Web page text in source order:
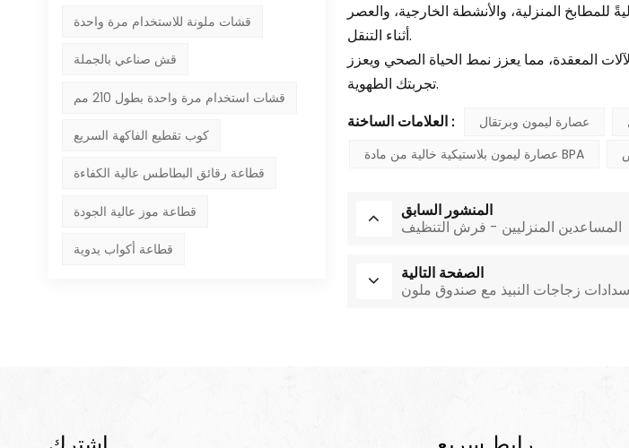
قشات ملونة للاستخدام مرة واحدة
قش صناعي بالجملة
قشات استخدام مرة واحدة بطول 210 مم
كوب تقطيع الفاكهة السريع
قطاعة رقائق البطاطس عالية الكفاءة
قطاعة موز عالية الجودة
قطاعة أكواب يدوية
المنزلية، والأنشطة الخارجية، والعصر
أثناء التنقل.
المعقدة، مما يعزز نمط الحياة الصحي ويعزز
تجربتك الطهوية.
العلامات الساخنة : عصارة ليمون وبرتقال
عصارة ليمون بلاستيكية خالية من مادة BPA
المنشور السابق
المساعدين المنزليين - فرش التنظيف
الصفحة التالية
زجاجات النبيذ مع صندوق ملون